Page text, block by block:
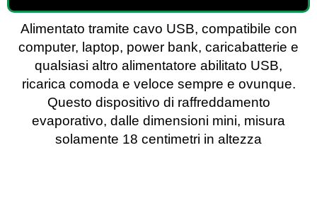
Alimentato tramite cavo USB, compatibile con
computer, laptop, power bank, caricabatterie e
qualsiasi altro alimentatore abilitato USB,
ricarica comoda e veloce sempre e ovunque.
Questo dispositivo di raffreddamento
evaporativo, dalle dimensioni mini, misura
solamente 18 centimetri in altezza